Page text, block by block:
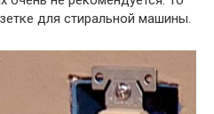
для стиральной машины.